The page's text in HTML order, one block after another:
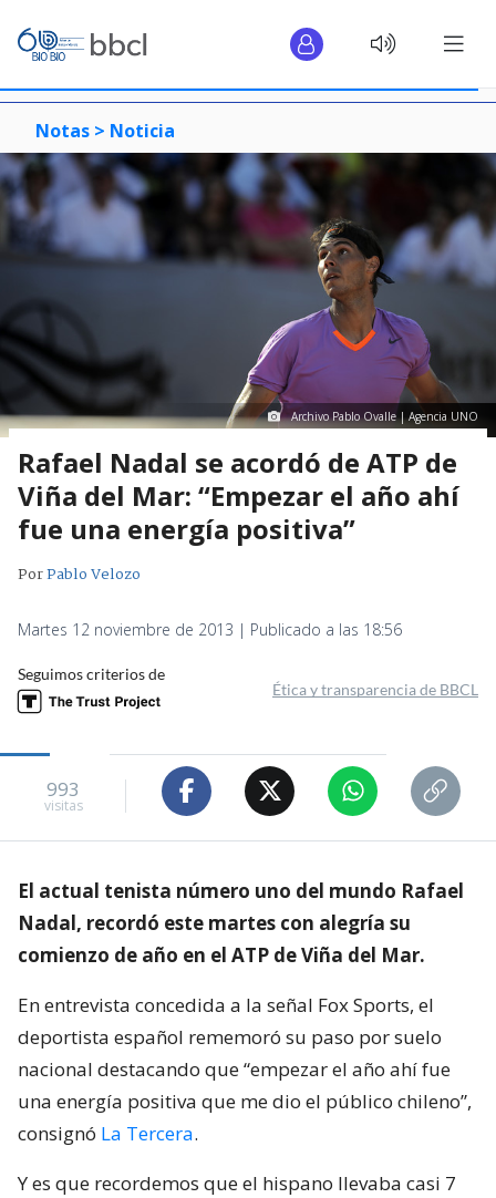
Notas > Noticia
Archivo Pablo Ovalle | Agencia UNO
Rafael Nadal se acordó de ATP de
Viña del Mar: “Empezar el año ahí
fue una energía positiva”
PorPablo Velozo
Martes 12 noviembre de 2013 | Publicado a las 18:56
Seguimos criterios de
Ética y transparencia de BBCL
993
visitas
El actual tenista número uno del mundo Rafael
Nadal, recordó este martes con alegría su
comienzo de año en el ATP de Viña del Mar.
En entrevista concedida a la señal Fox Sports, el
deportista español rememoró su paso por suelo
nacional destacando que “empezar el año ahí fue
una energía positiva que me dio el público chileno”,
consignó La Tercera.
Y es que recordemos que el hispano llevaba casi 7